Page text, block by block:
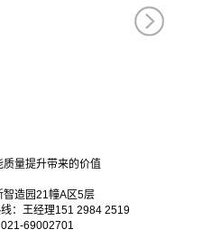
量提升带来的价值
智造园21幢A区5层
王经理151 2984 2519
021-69002701